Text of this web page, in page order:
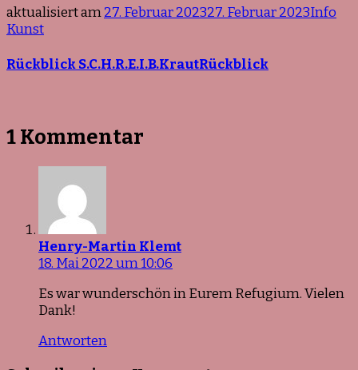
aktualisiert am27. Februar 202327. Februar 2023Info
Kunst
Rückblick S.C.H.R.E.I.B.KrautRückblick
1 Kommentar
Henry-Martin Klemt
18. Mai 2022 um 10:06
Es war wunderschön in Eurem Refugium. Vielen
Dank!
Antworten